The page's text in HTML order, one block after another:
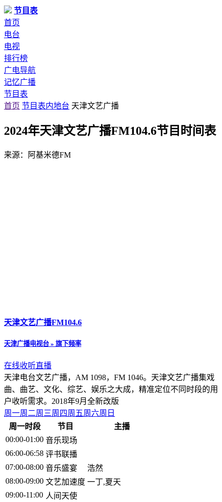
节目表
首页
电台
电视
排行榜
广电导航
记忆广播
节目表
首页 节目表内地台 天津文艺广播
2024年天津文艺广播FM104.6节目时间表
来源： 阿基米德FM
天津文艺广播FM104.6
天津广播电视台 » 旗下频率
在线收听直播
天津电台文艺广播，AM 1098，FM 1046。天津文艺广播集戏
曲、曲艺、文化、综艺、娱乐之大成，精准定位不同时段的用
户收听需求。2018年9月全新改版
周一周二周三周四周五周六周日
周一时段
节目
主播
00:00-01:00 音乐现场
06:00-06:58 评书联播
07:00-08:00 音乐盛宴
浩然
08:00-09:00 文艺加速度 一丁,夏天
09:00-11:00 人间天使